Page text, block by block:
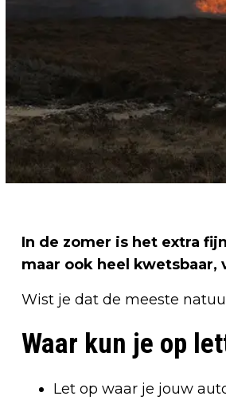
In de zomer is het extra
maar ook heel
Wist je dat de meeste
Waar kun je op
Let op waar je jouw